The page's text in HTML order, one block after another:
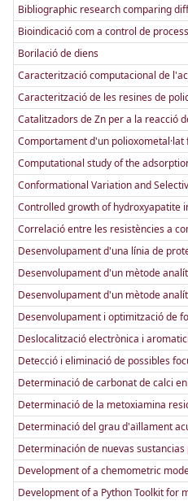
Bibliographic research comparing
Bioindicació com a control de
Borilació de diens
Caracterització computacional de
Caracterització de les resines de
Catalitzadors de Zn per a la reacció
Comportament d'un
Computational study of the
Conformational Variation and
Controlled growth of hydroxyapatite
Correlació entre les resistències a
Desenvolupament d'una línia de
Desenvolupament d'un mètode
Desenvolupament d'un mètode
Desenvolupament i optimització de
Deslocalització electrònica i
Detecció i eliminació de possibles
Determinació de carbonat de calci
Determinació de la metoxiamina
Determinació del grau d'aïllament
Determinación de nuevas
Development of a chemometric
Development of a Python Toolkit for